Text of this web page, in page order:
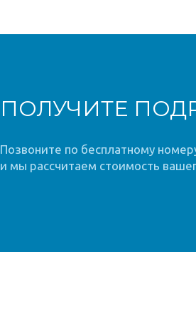
ПОЛУЧИТЕ
Позвоните по бесплатному
и мы рассчитаем стоимость